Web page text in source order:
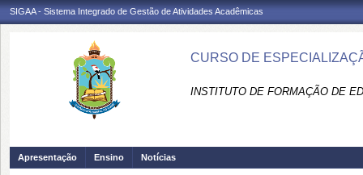
SIGAA - Sistema Integrado de Gestão de Atividades Acadêmicas
CURSO DE
INSTITUTO DE FORMAÇÃO DE
Apresentação Ensino Notícias